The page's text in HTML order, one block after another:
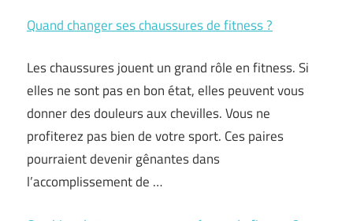
Quand changer ses chaussures de fitness ?
Les chaussures jouent un grand rôle en fitness. Si
elles ne sont pas en bon état, elles peuvent vous
donner des douleurs aux chevilles. Vous ne
profiterez pas bien de votre sport. Ces paires
pourraient devenir gênantes dans
l’accomplissement de …